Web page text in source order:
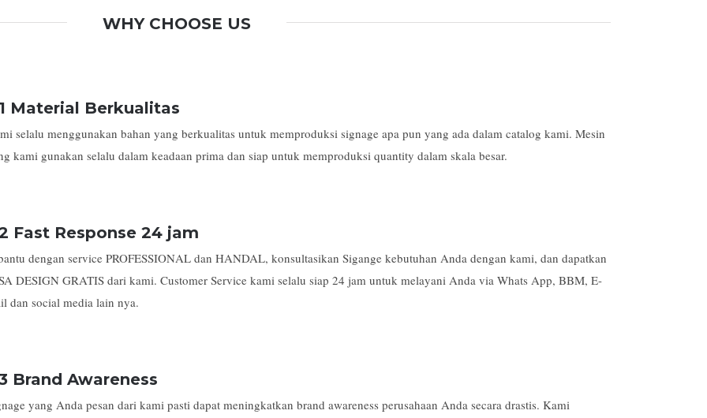
WHY CHOOSE US
Material Berkualitas
selalu menggunakan bahan yang berkualitas untuk memproduksi signage apa pun yang ada dalam catalog kami. Mesin
kami gunakan selalu dalam keadaan prima dan siap untuk memproduksi quantity dalam skala besar.
Fast Response 24 jam
dengan service PROFESSIONAL dan HANDAL, konsultasikan Sigange kebutuhan Anda dengan kami, dan dapatkan
DESIGN GRATIS dari kami. Customer Service kami selalu siap 24 jam untuk melayani Anda via Whats App, BBM, E-
dan social media lain nya.
Brand Awareness
yang Anda pesan dari kami pasti dapat meningkatkan brand awareness perusahaan Anda secara drastis. Kami